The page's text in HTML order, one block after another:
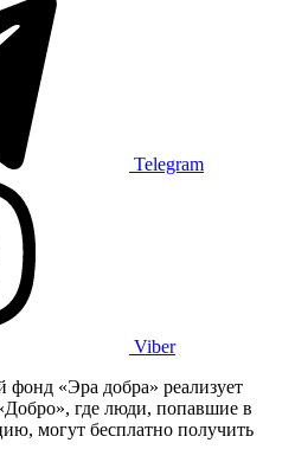
Telegram
Viber
«Эра добра» реализует
где люди, попавшие в
могут бесплатно получить